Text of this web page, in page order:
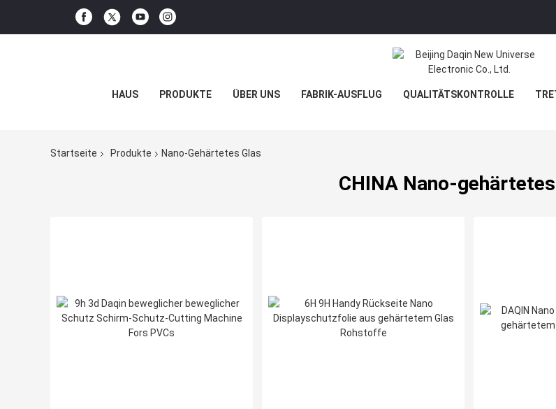
HAUS PRODUKTE ÜBER UNS FABRIK-AUSFLUG QUALITÄTSKONTROLLE
Startseite Produkte Nano-Gehärtetes Glas
CHINA Nano-